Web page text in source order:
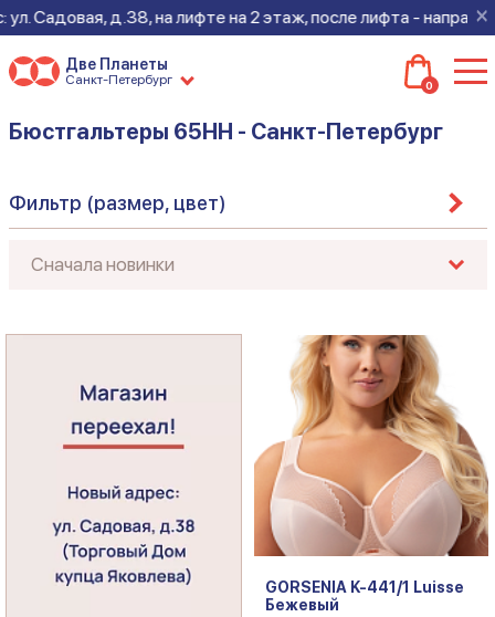
×
д.38, на лифте на 2 этаж, после лифта - направо.
Две Планеты
Санкт-Петербург 0
Бюстгальтеры 65HH - Санкт-Петербург
Фильтр (размер, цвет)
GORSENIA K-441/1 Luisse
Бежевый